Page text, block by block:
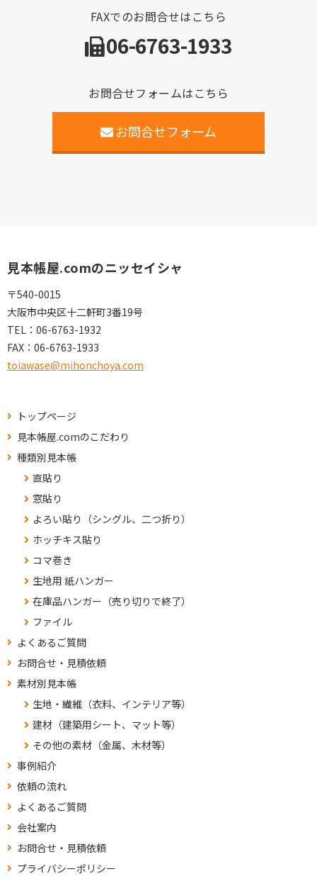
FAXでのお問合せはこちら
06-6763-1933
お問合せフォームはこちら
お問合せフォーム
見本帳屋.comのニッセイシャ
〒540-0015
大阪市中央区十二軒町3番19号
TEL： 06-6763-1932
FAX： 06-6763-1933
toiawase@mihonchoya.com
トップページ
見本帳屋.comのこだわり
種類別見本帳
直貼り
窓貼り
よろい貼り（シングル、二つ折り）
ホッチキス貼り
コマ巻き
生地用 紙ハンガー
在庫品ハンガー（売り切りで終了）
ファイル
よくあるご質問
お問合せ・見積依頼
素材別見本帳
生地・繊維（衣料、インテリア等）
建材（建築用シート、マット等）
その他の素材（金属、木材等）
事例紹介
依頼の流れ
よくあるご質問
会社案内
お問合せ・見積依頼
プライバシーポリシー